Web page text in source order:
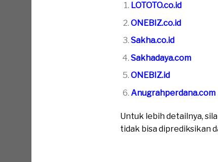
LOTOTO.co.id
ONEBIZ.co.id
Sakha.co.id
Sakhadaya.com
ONEBIZ.id
Anugrahperdana.com
Untuk lebih detailnya,
tidak bisa diprediksikan